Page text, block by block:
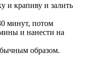
и крапиву и залить
минут, потом
и нанести на
образом.